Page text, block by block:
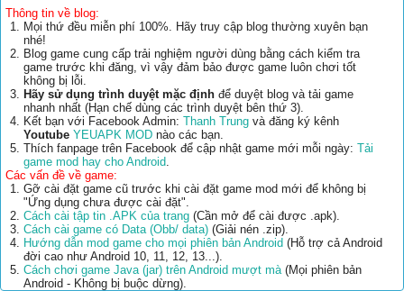
Thông tin về blog:
Mọi thứ đều miễn phí 100%. Hãy truy cập blog thường xuyên bạn
nhé!
Blog game cung cấp trải nghiệm người dùng bằng cách kiểm tra
game trước khi đăng, vì vậy đảm bảo được game luôn chơi tốt
không bị lỗi.
Hãy sử dụng trình duyệt mặc định để duyệt blog và tải game
nhanh nhất (Hạn chế dùng các trình duyệt bên thứ 3).
Kết bạn với Facebook Admin: Thanh Trung và đăng ký kênh
Youtube YEUAPK MOD nào các bạn.
Thích fanpage trên Facebook để cập nhật game mới mỗi ngày: Tải
game mod hay cho Android.
Các vấn đề về game:
Gỡ cài đặt game cũ trước khi cài đặt game mod mới để không bị
"Ứng dụng chưa được cài đặt".
Cách cài tập tin .APK của trang (Cần mở để cài được .apk).
Cách cài game có Data (Obb/ data) (Giải nén .zip).
Hướng dẫn mod game cho mọi phiên bản Android (Hỗ trợ cả Android
đời cao như Android 10, 11, 12, 13...).
Cách chơi game Java (jar) trên Android mượt mà(Mọi phiên bản
Android - Không bị buộc dừng).